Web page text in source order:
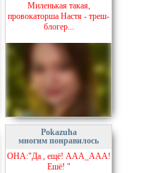
Миленькая такая,
провокаторша Настя - треш-
блогер...
Pokazuha
многим понравилось
ОНА:"Да , ещё! ААА_ААА!
Ешё! "